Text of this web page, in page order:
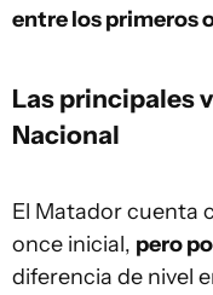
entre los primeros
Las principales
Nacional
El Matador cuenta
once inicial, pero
diferencia de nivel